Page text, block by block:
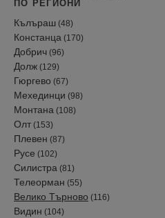
ПО РЕГИОНИ
Кълъраш (48)
Констанца (170)
Добрич (96)
Долж (129)
Гюргево (67)
Мехединци (98)
Монтана (108)
Олт (153)
Плевен (87)
Русе (102)
Силистра (81)
Телеорман (55)
Велико Търново (116)
Видин (104)